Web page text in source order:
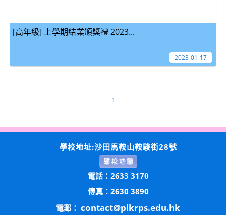
[高年級] 上學期結業頒獎禮 2023...
2023-01-17
1
學校地址:沙田馬鞍山鞍駿街28號
電話：2633 3170
傳真：2630 3890
電郵： contact@plkrps.edu.hk